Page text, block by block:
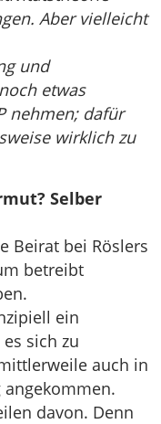
Aber vielleicht
und
etwas
nehmen; dafür
wirklich zu
Selber
Beirat bei Röslers
betreibt
ein
sich zu
auch in
davon. Denn